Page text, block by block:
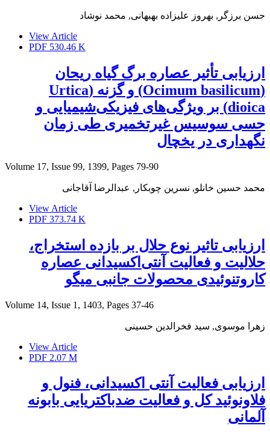
حسن برزگر, بهروز علیزاده بهبهانی, محمد نوشاد
View Article
PDF 530.46 K
ارزیابی تأثیر عصاره برگ گیاه ریحان
(Ocimum basilicum) و گزنه (Urtica
dioica) بر ویژگی‌های فیزیکی‌شیمیایی و
حسی سوسیس غیرتخمیری طی زمان
نگهداری در یخچال
Volume 17, Issue 99, 1399, Pages 79-90
محمد حسین خانلو, نسرین چوبکار, عبدالرضا آقاجانی
View Article
PDF 373.74 K
ارزیابی ﺗﺎﺛﯿﺮ ﻧﻮع ﺣﻼل ﺑﺮ بازده اﺳﺘﺨﺮاج،
حلالیت و ﻓﻌﺎﻟﯿﺖ آنتی‌اکسیدانی عصاره
کاروتنوئیدی محصولات جانبی میگو
Volume 14, Issue 1, 1403, Pages 37-46
زهرا موسوی, سید فخرالدین حسینی
View Article
PDF 2.07 M
ارزیابی فعالیت آنتی اکسیدانی، فنول و
فلاونوئید کل و فعالیت ضدباکتریایی بابونه
آلمانی